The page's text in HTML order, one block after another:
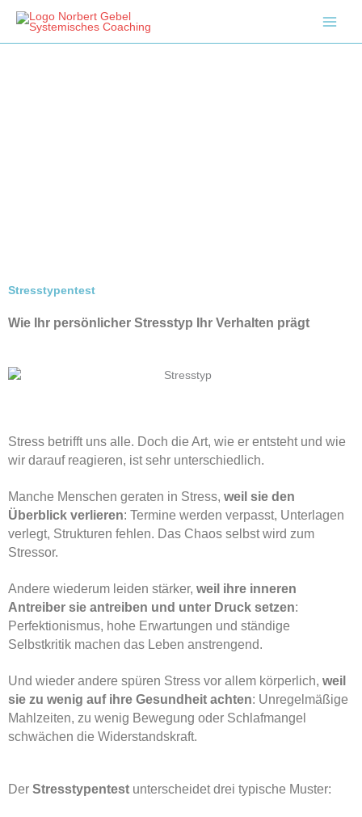
Stresstypentest
Wie Ihr persönlicher Stresstyp Ihr Verhalten prägt
Stress betrifft uns alle. Doch die Art, wie er entsteht und wie
wir darauf reagieren, ist sehr unterschiedlich.
Manche Menschen geraten in Stress, weil sie den
Überblick verlieren: Termine werden verpasst, Unterlagen
verlegt, Strukturen fehlen. Das Chaos selbst wird zum
Stressor.
Andere wiederum leiden stärker, weil ihre inneren
Antreiber sie antreiben und unter Druck setzen:
Perfektionismus, hohe Erwartungen und ständige
Selbstkritik machen das Leben anstrengend.
Und wieder andere spüren Stress vor allem körperlich, weil
sie zu wenig auf ihre Gesundheit achten: Unregelmäßige
Mahlzeiten, zu wenig Bewegung oder Schlafmangel
schwächen die Widerstandskraft.
Der Stresstypentest unterscheidet drei typische Muster: